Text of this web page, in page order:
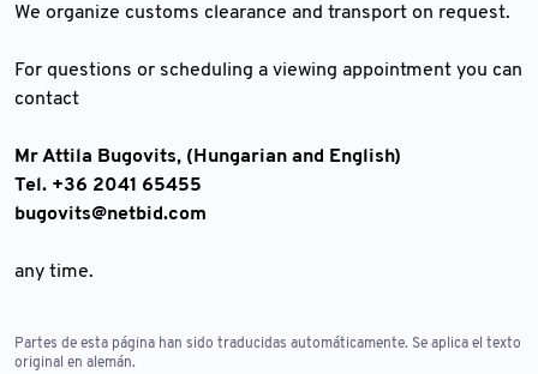
We organize customs clearance and transport on request.
For questions or scheduling a viewing appointment you can
contact
Mr Attila Bugovits, (Hungarian and English)
Tel. +36 2041 65455
bugovits@netbid.com
any time.
Partes de esta página han sido traducidas automáticamente. Se aplica el texto
original en alemán.